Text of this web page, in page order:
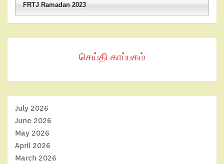
FRTJ Ramadan 2023
செய்தி காப்பகம்
July 2026
June 2026
May 2026
April 2026
March 2026